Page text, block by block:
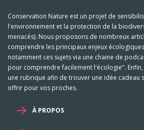
Conservation Nature est un projet de
l'environnement et la protection de la
menacés). Nous proposons de nombreux
comprendre les principaux enjeux
notamment ces sujets via une chaine de
pour comprendre facilement l'écologie".
une rubrique afin de trouver une idée cadeau
offrir pour vos proches.
À PROPOS